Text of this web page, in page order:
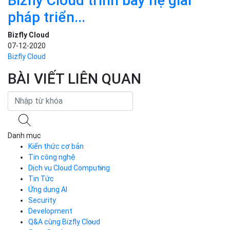
pháp triển...
Bizfly Cloud
07-12-2020
Bizfly Cloud
BÀI VIẾT LIÊN QUAN
Danh mục
Kiến thức cơ bản
Tin công nghệ
Dịch vụ Cloud Computing
Cloud Server
CDN
Load Balancer
Auto Scaling
Container Registry
Tin Tức
Ứng dụng AI
Security
Development
Q&A cùng Bizfly Cloud